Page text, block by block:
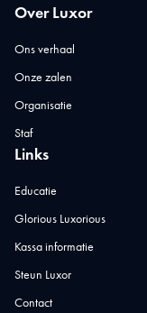
Over Luxor
Ons verhaal
Onze zalen
Organisatie
Staf
Links
Educatie
Glorious Luxorious
Kassa informatie
Steun Luxor
Contact